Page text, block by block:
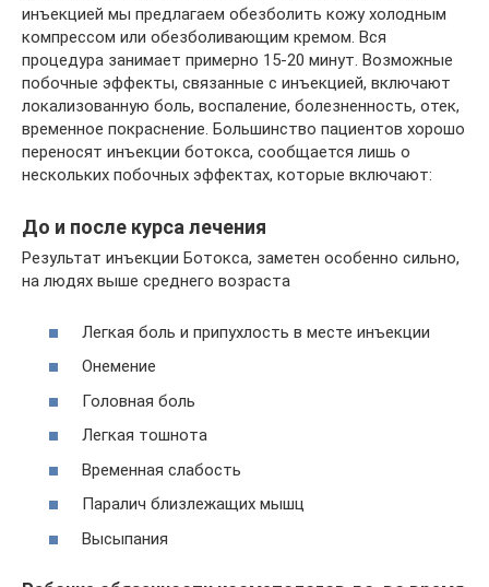
инъекцией мы предлагаем обезболить кожу холодным
компрессом или обезболивающим кремом. Вся
процедура занимает примерно 15-20 минут. Возможные
побочные эффекты, связанные с инъекцией, включают
локализованную боль, воспаление, болезненность, отек,
временное покраснение. Большинство пациентов хорошо
переносят инъекции ботокса, сообщается лишь о
нескольких побочных эффектах, которые включают:
До и после курса лечения
Результат инъекции Ботокса, заметен особенно сильно,
на людях выше среднего возраста
Легкая боль и припухлость в месте инъекции
Онемение
Головная боль
Легкая тошнота
Временная слабость
Паралич близлежащих мышц
Высыпания